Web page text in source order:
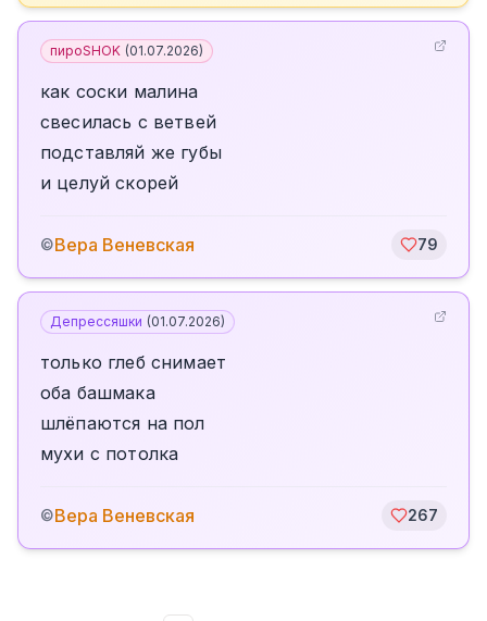
пироSHOK (01.07.2026)
как соски малина
свесилась с ветвей
подставляй же губы
и целуй скорей
©Вера Веневская 79
Депрессяшки (01.07.2026)
только глеб снимает
оба башмака
шлёпаются на пол
мухи с потолка
©Вера Веневская 267